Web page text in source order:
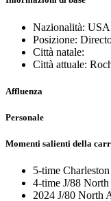
Nazionalità: USA
Posizione:
Città natale:
Città attuale:
Affluenza
Personale
Momenti salienti della
5-time
4-time J/88
2024 J/80 North